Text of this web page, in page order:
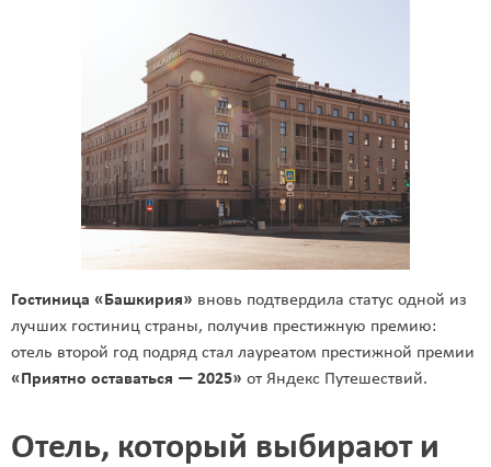
Гостиница «Башкирия» вновь подтвердила статус одной из
лучших гостиниц страны, получив престижную премию:
отель второй год подряд стал лауреатом престижной премии
«Приятно оставаться — 2025» от Яндекс Путешествий.
Отель, который выбирают и